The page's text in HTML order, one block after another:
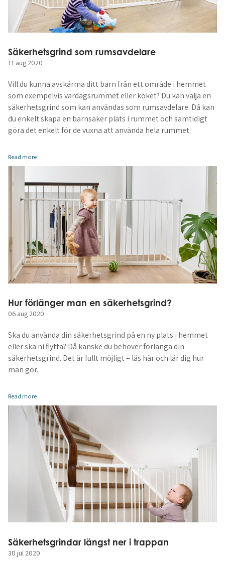
Säkerhetsgrind som rumsavdelare
11 aug 2020
Vill du kunna avskärma ditt barn från ett område i hemmet
som exempelvis vardagsrummet eller köket? Du kan välja en
säkerhetsgrind som kan användas som rumsavdelare. Då kan
du enkelt skapa en barnsäker plats i rummet och samtidigt
göra det enkelt för de vuxna att använda hela rummet.
Read more
Hur förlänger man en säkerhetsgrind?
06 aug 2020
Ska du använda din säkerhetsgrind på en ny plats i hemmet
eller ska ni flytta? Då kanske du behöver förlänga din
säkerhetsgrind. Det är fullt möjligt – läs här och lär dig hur
man gör.
Read more
Säkerhetsgrindar längst ner i trappan
30 jul 2020